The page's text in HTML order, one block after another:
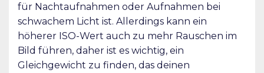
für Nachtaufnahmen oder Aufnahmen bei
schwachem Licht ist. Allerdings kann ein
höherer ISO-Wert auch zu mehr Rauschen im
Bild führen, daher ist es wichtig, ein
Gleichgewicht zu finden, das deinen